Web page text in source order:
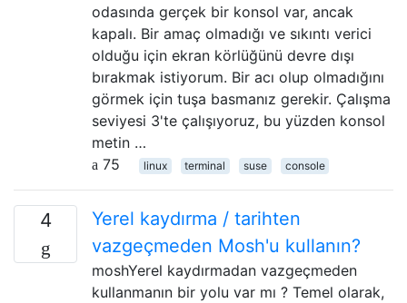
odasında gerçek bir konsol var, ancak
kapalı. Bir amaç olmadığı ve sıkıntı verici
olduğu için ekran körlüğünü devre dışı
bırakmak istiyorum. Bir acı olup olmadığını
görmek için tuşa basmanız gerekir. Çalışma
seviyesi 3'te çalışıyoruz, bu yüzden konsol
metin …
75
linux terminal suse console
4
Yerel kaydırma / tarihten
vazgeçmeden Mosh'u kullanın?
moshYerel kaydırmadan vazgeçmeden
kullanmanın bir yolu var mı ? Temel olarak,